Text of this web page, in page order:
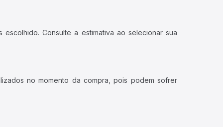
Consulte a estimativa ao selecionar sua
no momento da compra, pois podem sofrer